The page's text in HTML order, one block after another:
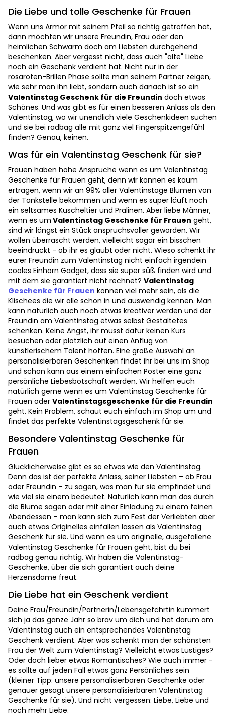
Die Liebe und tolle Geschenke für Frauen
Wenn uns Armor mit seinem Pfeil so richtig getroffen hat,
dann möchten wir unsere Freundin, Frau oder den
heimlichen Schwarm doch am Liebsten durchgehend
beschenken. Aber vergesst nicht, dass auch "alte" Liebe
noch ein Geschenk verdient hat. Nicht nur in der
rosaroten-Brillen Phase sollte man seinem Partner zeigen,
wie sehr man ihn liebt, sondern auch danach ist so ein
Valentinstag Geschenk für die Freundin doch etwas
Schönes. Und was gibt es für einen besseren Anlass als den
Valentinstag, wo wir unendlich viele Geschenkideen suchen
und sie bei radbag alle mit ganz viel Fingerspitzengefühl
finden? Genau, keinen.
Was für ein Valentinstag Geschenk für sie?
Frauen haben hohe Ansprüche wenn es um Valentinstag
Geschenke für Frauen geht, denn wir können es kaum
ertragen, wenn wir an 99% aller Valentinstage Blumen von
der Tankstelle bekommen und wenn es super läuft noch
ein seltsames Kuscheltier und Pralinen. Aber liebe Männer,
wenn es um Valentinstag Geschenke für Frauen geht,
sind wir längst ein Stück anspruchsvoller geworden. Wir
wollen überrascht werden, vielleicht sogar ein bisschen
beeindruckt - ob ihr es glaubt oder nicht. Wieso schenkt ihr
eurer Freundin zum Valentinstag nicht einfach irgendein
cooles Einhorn Gadget, dass sie super süß finden wird und
mit dem sie garantiert nicht rechnet? Valentinstag
Geschenke für Frauen können viel mehr sein, als die
Klischees die wir alle schon in und auswendig kennen. Man
kann natürlich auch noch etwas kreativer werden und der
Freundin am Valentinstag etwas selbst Gestaltetes
schenken. Keine Angst, ihr müsst dafür keinen Kurs
besuchen oder plötzlich auf einen Anflug von
künstlerischem Talent hoffen. Eine große Auswahl an
personalisierbaren Geschenken findet ihr bei uns im Shop
und schon kann aus einem einfachen Poster eine ganz
persönliche Liebesbotschaft werden. Wir helfen euch
natürlich gerne wenn es um Valentinstag Geschenke für
Frauen oder Valentinstagsgeschenke für die Freundin
geht. Kein Problem, schaut euch einfach im Shop um und
findet das perfekte Valentinstagsgeschenk für sie.
Besondere Valentinstag Geschenke für
Frauen
Glücklicherweise gibt es so etwas wie den Valentinstag.
Denn das ist der perfekte Anlass, seiner Liebsten – ob Frau
oder Freundin – zu sagen, was man für sie empfindet und
wie viel sie einem bedeutet. Natürlich kann man das durch
die Blume sagen oder mit einer Einladung zu einem feinen
Abendessen – man kann sich zum Fest der Verliebten aber
auch etwas Originelles einfallen lassen als Valentinstag
Geschenk für sie. Und wenn es um originelle, ausgefallene
Valentinstag Geschenke für Frauen geht, bist du bei
radbag genau richtig. Wir haben die Valentinstag-
Geschenke, über die sich garantiert auch deine
Herzensdame freut.
Die Liebe hat ein Geschenk verdient
Deine Frau/Freundin/Partnerin/Lebensgefährtin kümmert
sich ja das ganze Jahr so brav um dich und hat darum am
Valentinstag auch ein entsprechendes Valentinstag
Geschenk verdient. Aber was schenkt man der schönsten
Frau der Welt zum Valentinstag? Vielleicht etwas Lustiges?
Oder doch lieber etwas Romantisches? Wie auch immer -
es sollte auf jeden Fall etwas ganz Persönliches sein
(kleiner Tipp: unsere personalisierbaren Geschenke oder
genauer gesagt unsere personalisierbaren Valentinstag
Geschenke für sie). Und nicht vergessen: Liebe, Liebe und
noch mehr Liebe.